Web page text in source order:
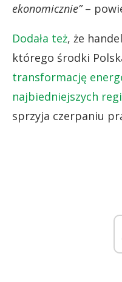
ekonomicznie”–
Dodała też, że
którego środki
transformację
najbiedniejszych
sprzyja czerpaniu